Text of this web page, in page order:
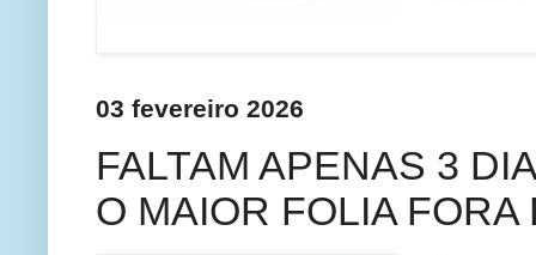
03 fevereiro 2026
FALTAM APENAS 3
O MAIOR FOLIA